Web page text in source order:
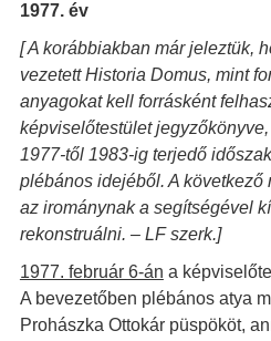
1977. év
[ A korábbiakban már jeleztük,
vezetett Historia Domus, mint
anyagokat kell forrásként
képviselőtestület
1977-től 1983-ig terjedő
plébános idejéből. A következő
az irománynak a segítségével
rekonstruálni. – LF szerk.]
1977. február 6-án a
A bevezetőben plébános atya
Prohászka Ottokár püspököt,